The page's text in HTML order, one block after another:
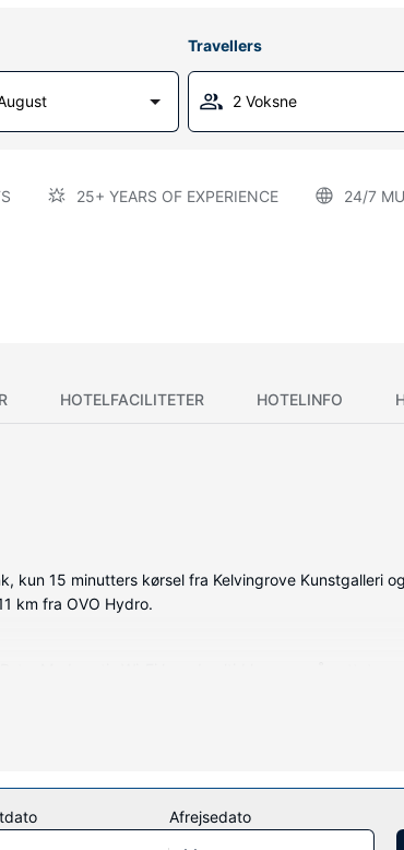
Travellers
2 Voksne
25+ YEARS OF EXPERIENCE 24/7
HOTELFACILITETER HOTELINFO
kun 15 minutters kørsel fra Kelvingrove Kunstgalleri
km fra OVO Hydro.
Faciliteter inkluderer telefoner samt skriveborde
Afrejsedato